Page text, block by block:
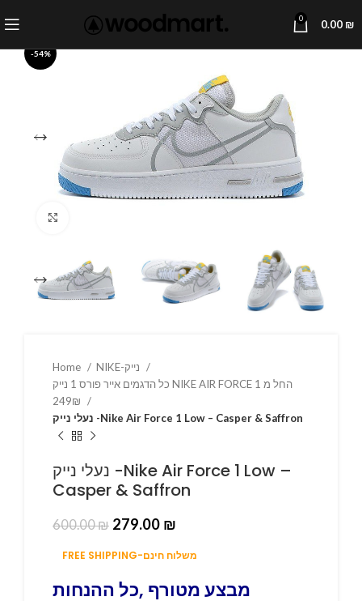
0 0.00 ₪
-54%
Home
כל הדגמים אייר פורס 1 נייק NIKE AIR FORCE 1 החל מ
נעלי נייק -Nike Air Force 1 Low – Casper & Saffron
נעלי נייק -Nike Air Force 1 Low –
Casper & Saffron
600.00₪ 279.00 ₪
FREE SHIPPING-משלוח חינם
מבצע מטורף ,כל ההנחות